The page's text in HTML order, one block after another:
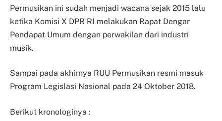
Permusikan ini sudah menjadi wacana sejak 2015 lalu
ketika Komisi X DPR RI melakukan Rapat Dengar
Pendapat Umum dengan perwakilan dari industri
musik.
Sampai pada akhirnya RUU Permusikan resmi masuk
Program Legislasi Nasional pada 24 Oktober 2018.
Berikut kronologinya :